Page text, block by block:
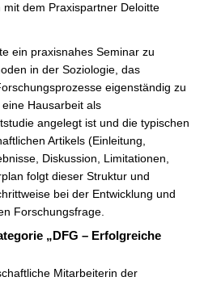
dem Praxispartner Deloitte
ein praxisnahes Seminar zu
in der Soziologie, das
eigenständig zu
Hausarbeit als
angelegt ist und die typischen
Artikels (Einleitung,
Diskussion, Limitationen,
folgt dieser Struktur und
bei der Entwicklung und
Forschungsfrage.
„DFG – Erfolgreiche
Mitarbeiterin der